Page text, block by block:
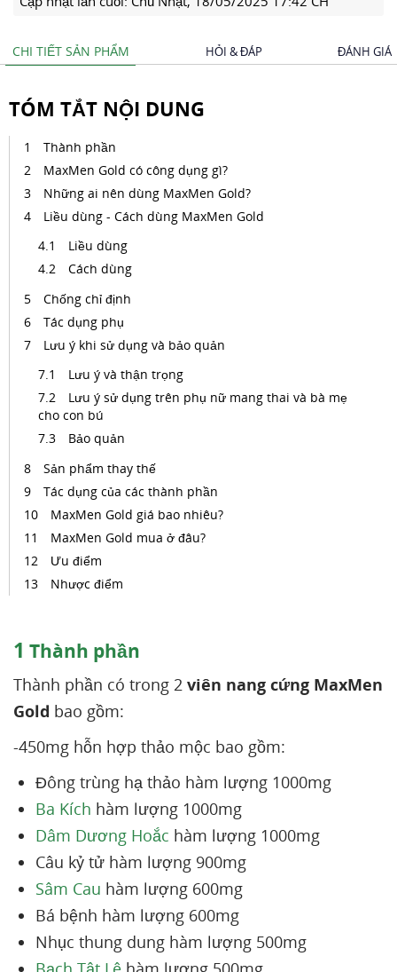
CHI TIẾT SẢN PHẨM HỎI & ĐÁP ĐÁNH GIÁ
TÓM TẮT NỘI DUNG
Thành phần
MaxMen Gold có công dụng gì?
Những ai nên dùng MaxMen Gold?
Liều dùng - Cách dùng MaxMen Gold
Liều dùng
Cách dùng
Chống chỉ định
Tác dụng phụ
Lưu ý khi sử dụng và bảo quản
Lưu ý và thận trọng
Lưu ý sử dụng trên phụ nữ mang thai và bà mẹ
cho con bú
Bảo quản
Sản phẩm thay thế
Tác dụng của các thành phần
MaxMen Gold giá bao nhiêu?
MaxMen Gold mua ở đâu?
Ưu điểm
Nhược điểm
1 Thành phần
Thành phần có trong 2 viên nang cứng MaxMen
Gold bao gồm:
-450mg hỗn hợp thảo mộc bao gồm:
Đông trùng hạ thảo hàm lượng 1000mg
Ba Kích hàm lượng 1000mg
Dâm Dương Hoắc hàm lượng 1000mg
Câu kỷ tử hàm lượng 900mg
Sâm Cau hàm lượng 600mg
Bá bệnh hàm lượng 600mg
Nhục thung dung hàm lượng 500mg